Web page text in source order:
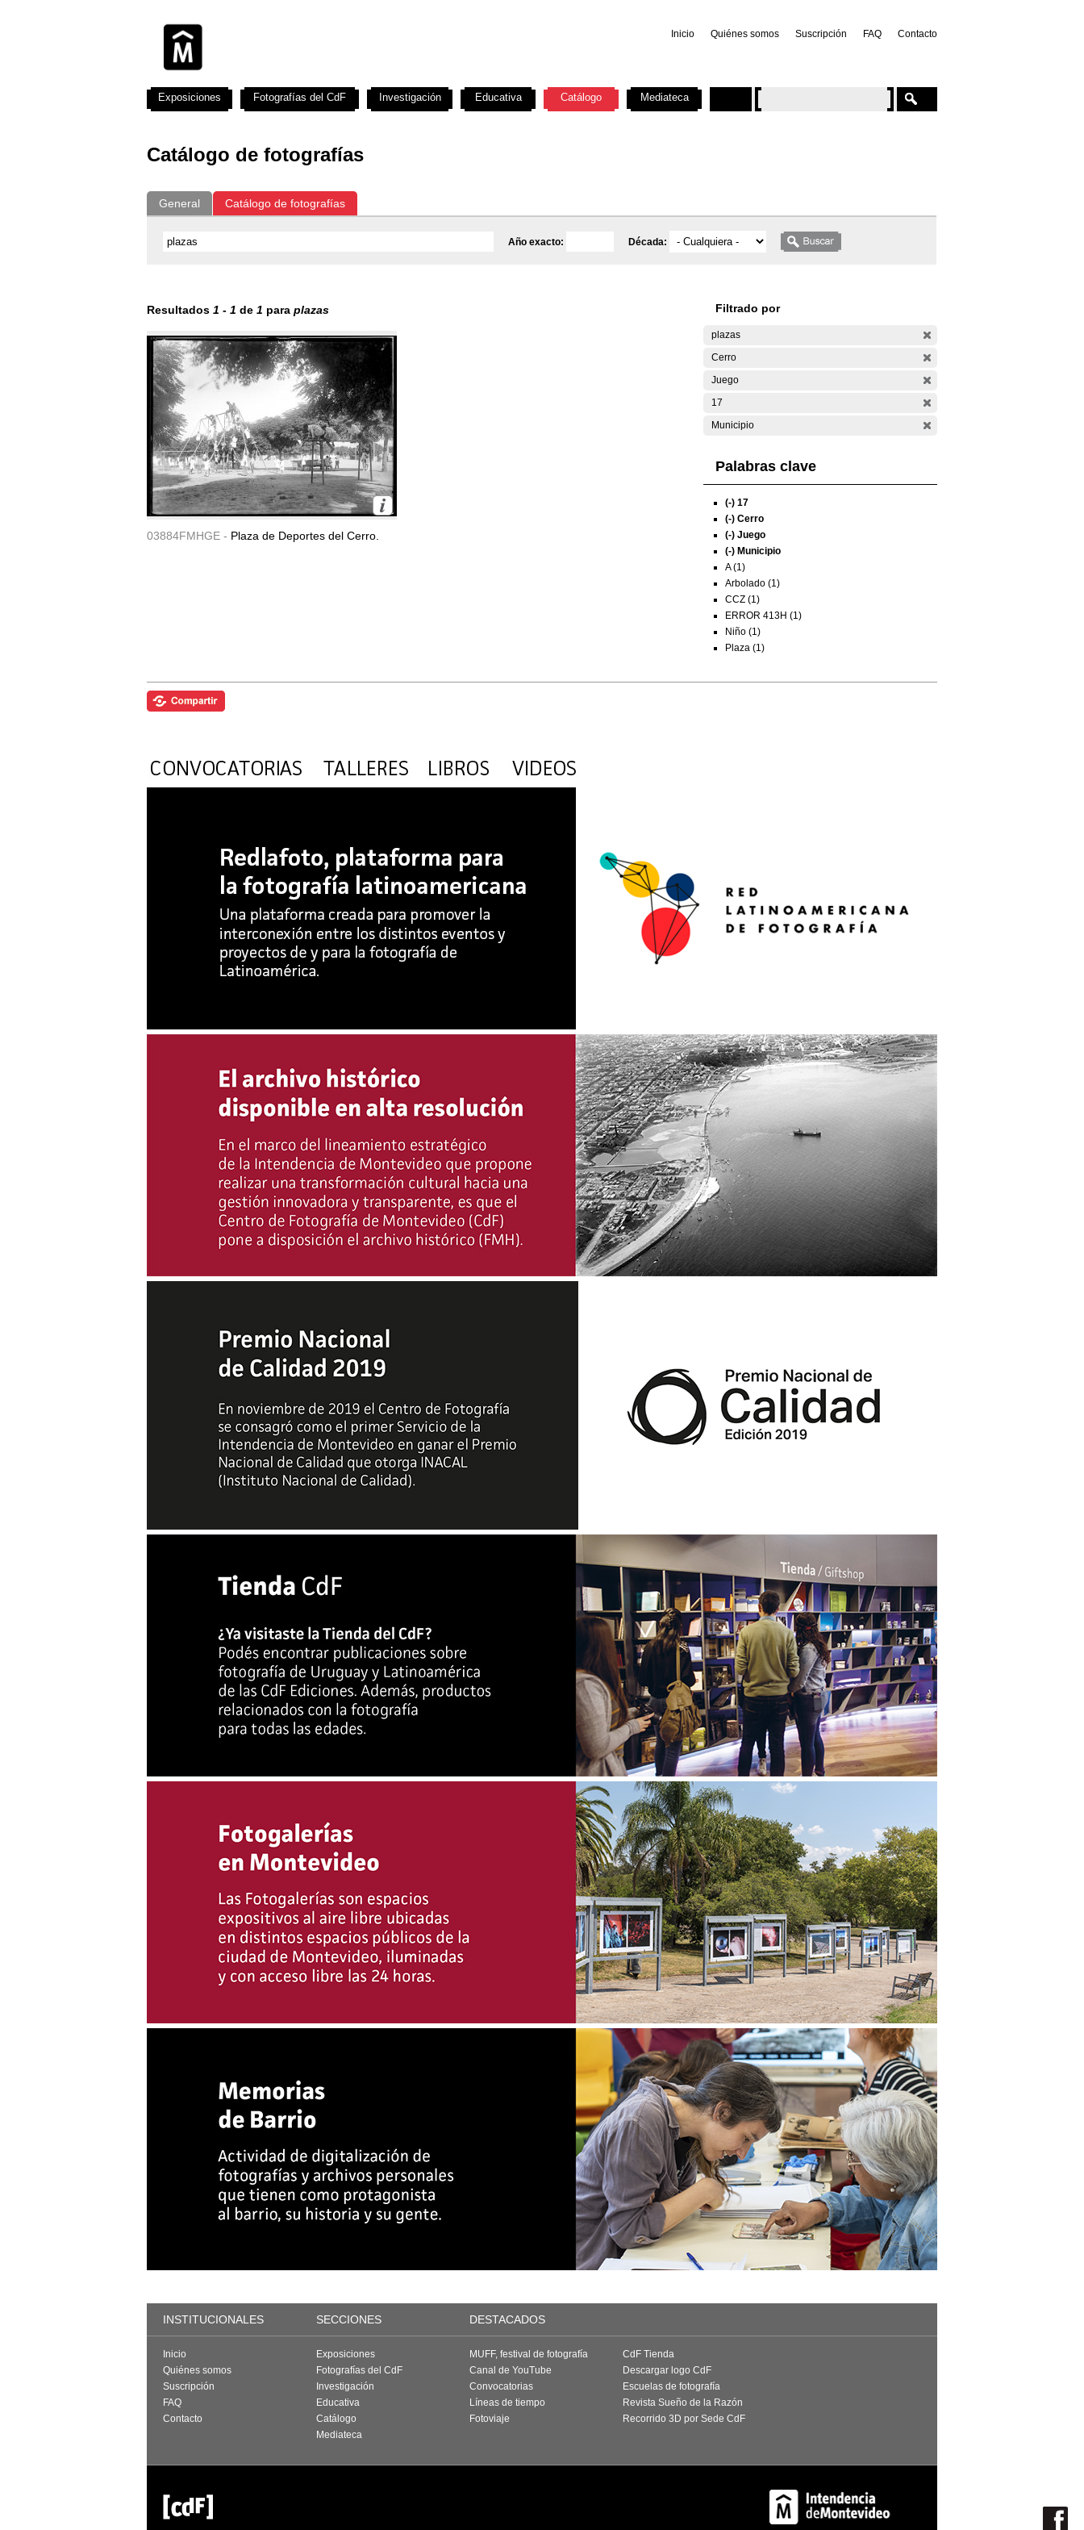
Inicio Quiénes somos Suscripción FAQ Contacto
Catálogo de fotografías
General Catálogo de fotografías
Año exacto: Década:
Resultados 1 - 1 de 1 para plazas
03884FMHGE - Plaza de Deportes del Cerro.
Filtrado por
plazas
Cerro
Juego
17
Municipio
Palabras clave
(-) 17
(-) Cerro
(-) Juego
(-) Municipio
A (1)
Arbolado (1)
CCZ (1)
ERROR 413H (1)
Niño (1)
Plaza (1)
Exposiciones Fotografías del CdF Investigación Educativa Catálogo Mediateca
INSTITUCIONALES SECCIONES DESTACADOS
Inicio
Quiénes somos
Suscripción
FAQ
Contacto
Exposiciones
Fotografías del CdF
Investigación
Educativa
Catálogo
Mediateca
MUFF, festival de fotografía
Canal de YouTube
Convocatorias
Líneas de tiempo
Fotoviaje
CdF Tienda
Descargar logo CdF
Escuelas de fotografía
Revista Sueño de la Razón
Recorrido 3D por Sede CdF